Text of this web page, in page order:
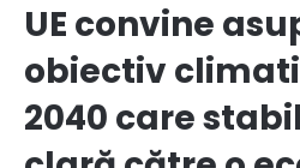
UE convine
obiectiv
2040 care